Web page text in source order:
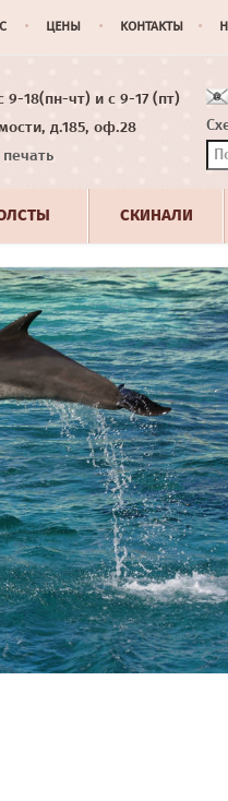
ЦЕНЫ КОНТАКТЫ
18(пн-чт) и с 9-17 (пт)
д.185, оф.28
СКИНАЛИ